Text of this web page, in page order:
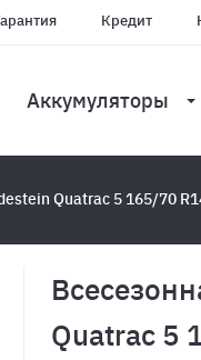
Кредит
Аккумуляторы
Quatrac 5 165/70
Quatrac 5